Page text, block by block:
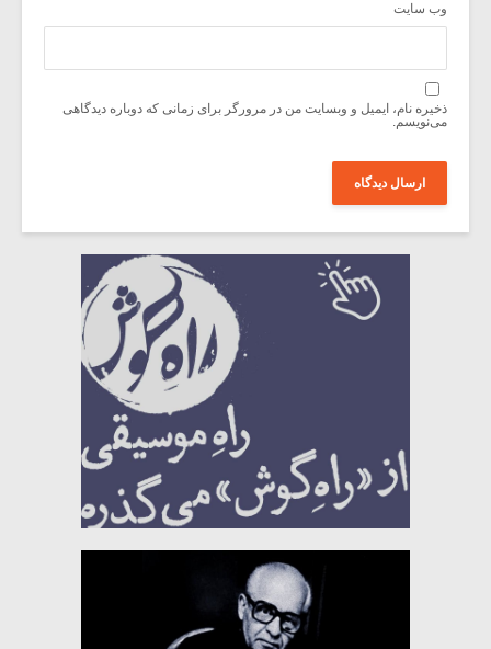
وب‌ سایت
ذخیره نام، ایمیل و وبسایت من در مرورگر برای زمانی که دوباره دیدگاهی
می‌نویسم.